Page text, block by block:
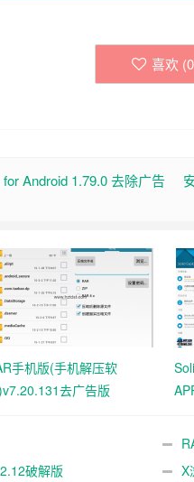
喜欢 (0
Android 1.79.0 去除广告
手机版(手机解压软
去广告版
破解版
X